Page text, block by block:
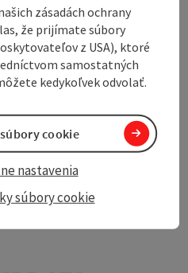
Nearby
zásadách ochrany
že prijímate súbory
z USA), ktoré
samostatných
kedykoľvek odvolať.
súbory cookie
nastavenia
cookie